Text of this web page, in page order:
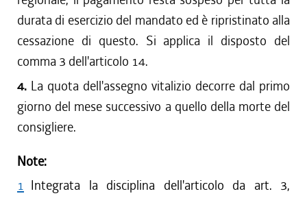
durata di esercizio del mandato ed è ripristinato alla
cessazione di questo. Si applica il disposto del
comma 3 dell'articolo 14.
4. La quota dell'assegno vitalizio decorre dal primo
giorno del mese successivo a quello della morte del
consigliere.
Note:
1 Integrata la disciplina dell'articolo da art. 3,